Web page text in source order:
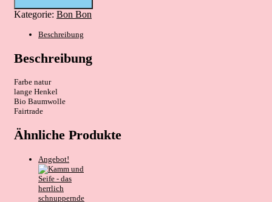
Kategorie: Bon Bon
Beschreibung
Beschreibung
Farbe natur
lange Henkel
Bio Baumwolle
Fairtrade
Ähnliche Produkte
Angebot!